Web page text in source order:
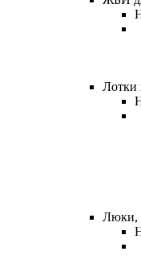
Лотки
Люки,